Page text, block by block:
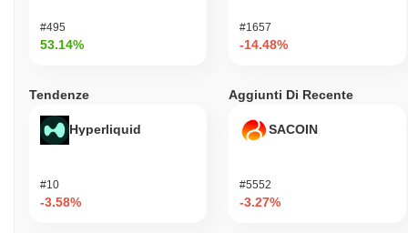
#495
53.14%
#1657
-14.48%
Tendenze
Hyperliquid
#10
-3.58%
Aggiunti Di Recente
SACOIN
#5552
-3.27%